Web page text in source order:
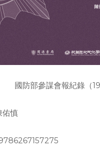
國防部參謀會報紀錄（
佑慎